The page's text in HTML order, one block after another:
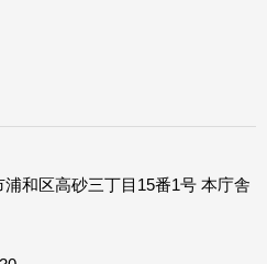
和区高砂三丁目15番1号 本庁舎